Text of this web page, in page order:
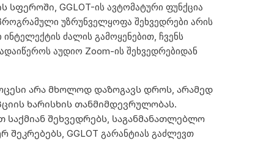
GGLOT-ის ავტომატური ფუნქცია
უზრუნველყოფა შეხვედრები არის
ძალის გამოყენებით, ჩვენს
აუდიო Zoom-ის შეხვედრებიდან
არა მხოლოდ დაზოგავს დროს, არამედ
ხარისხის თანმიმდევრულობას.
საქმიან შეხვედრებს, საგანმანათლებლო
შეკრებებს, GGLOT გარანტიას გაძლევთ